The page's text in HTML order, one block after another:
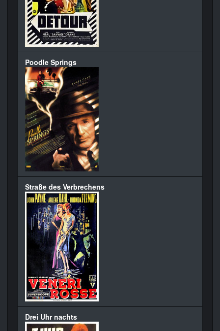
Poodle Springs
Straße des Verbrechens
Drei Uhr nachts